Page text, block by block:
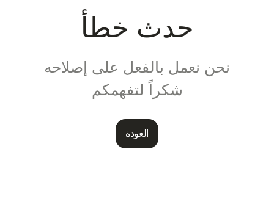
حدث خطأ
نحن نعمل بالفعل على إصلاحه
شكراً لتفهمكم
العودة